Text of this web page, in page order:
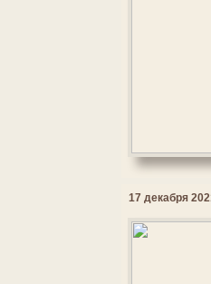
17 декабря